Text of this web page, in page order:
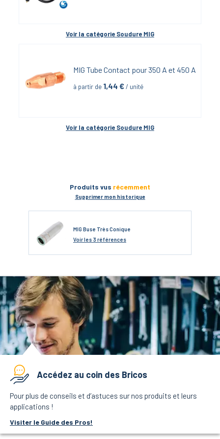
Voir la catégorie Soudure MIG
MIG Tube Contact pour 350 A et 450 A
à partir de 1,44 € / unité
Voir la catégorie Soudure MIG
Produits vus récemment
Supprimer mon historique
MIG Buse Très Conique
Voirles 3 références
Accédez au coin des Bricos
Pour plus de conseils et d’astuces sur nos produits et leurs
applications !
Visiter le Guide des Pros!